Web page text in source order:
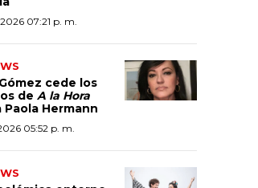
07:21 p. m.
cede los
de A la Hora
Paola Hermann
05:52 p. m.